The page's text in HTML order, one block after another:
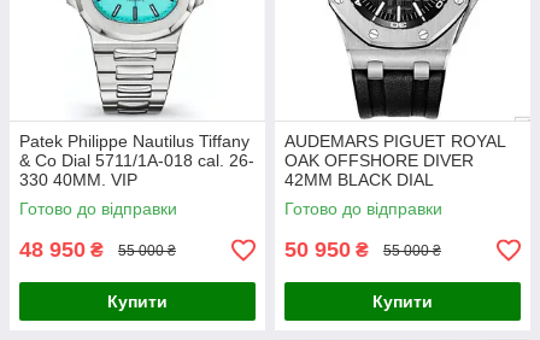
Patek Philippe Nautilus Tiffany
& Co Dial 5711/1A-018 cal. 26-
330 40MM. VIP
Готово до відправки
48 950 ₴ 55 000 ₴
Купити
AUDEMARS PIGUET ROYAL
OAK OFFSHORE DIVER
42MM BLACK DIAL
15703ST.OO.A002CA.01 VIP
Готово до відправки
50 950 ₴ 55 000 ₴
Купити